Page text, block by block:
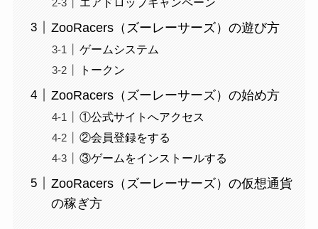
ZooRacers（ズーレーサーズ）の遊び方
ゲームシステム
トークン
ZooRacers（ズーレーサーズ）の始め方
①公式サイトへアクセス
②会員登録をする
③ゲームをインストールする
ZooRacers（ズーレーサーズ）の仮想通貨
の稼ぎ方